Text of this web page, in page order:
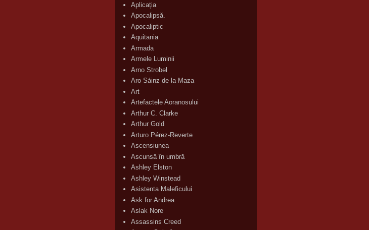
Aplicația
Apocalipsă.
Apocaliptic
Aquitania
Armada
Armele Luminii
Arno Strobel
Aro Sáinz de la Maza
Art
Artefactele Aoranosului
Arthur C. Clarke
Arthur Gold
Arturo Pérez-Reverte
Ascensiunea
Ascunsă în umbră
Ashley Elston
Ashley Winstead
Asistenta Maleficului
Ask for Andrea
Aslak Nore
Assassins Creed